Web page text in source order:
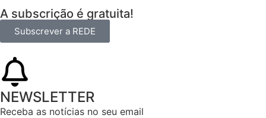
A subscrição é gratuita!
Subscrever a REDE
NEWSLETTER
Receba as notícias no seu email​